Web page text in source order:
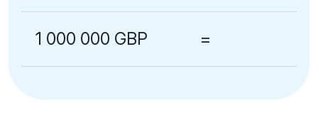
1 000 000 GBP =